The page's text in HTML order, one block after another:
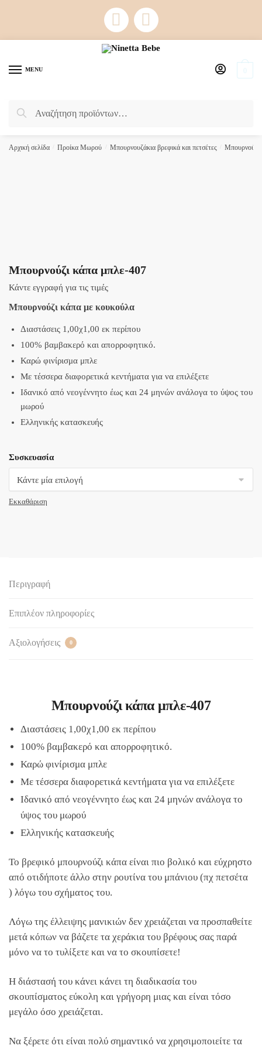
MENU
Αναζήτηση
Αναζήτηση
0
Αρχική σελίδα Προίκα Μωρού Μπουρνουζάκια βρεφικά και πετσέτες
Μπουρνούζι κάπα μπλε-407
Κάντε εγγραφή για τις τιμές
Μπουρνούζι κάπα με κουκούλα
Διαστάσεις 1,00χ1,00 εκ περίπου
100% βαμβακερό και απορροφητικό.
Καρώ φινίρισμα μπλε
Με τέσσερα διαφορετικά κεντήματα για να επιλέξετε
Ιδανικό από νεογέννητο έως και 24 μηνών ανάλογα το ύψος του
μωρού
Ελληνικής κατασκευής
Συσκευασία
Εκκαθάριση
Περιγραφή
Επιπλέον πληροφορίες
Αξιολογήσεις 0
Μπουρνούζι κάπα μπλε-407
Διαστάσεις 1,00χ1,00 εκ περίπου
100% βαμβακερό και απορροφητικό.
Καρώ φινίρισμα μπλε
Με τέσσερα διαφορετικά κεντήματα για να επιλέξετε
Ιδανικό από νεογέννητο έως και 24 μηνών ανάλογα το
ύψος του μωρού
Ελληνικής κατασκευής
Το βρεφικό μπουρνούζι κάπα είναι πιο βολικό και εύχρηστο
από οτιδήποτε άλλο στην ρουτίνα του μπάνιου (πχ πετσέτα
) λόγω του σχήματος του.
Λόγω της έλλειψης μανικιών δεν χρειάζεται να προσπαθείτε
μετά κόπων να βάζετε τα χεράκια του βρέφους σας παρά
μόνο να το τυλίξετε και να το σκουπίσετε!
Η διάστασή του κάνει κάνει τη διαδικασία του
σκουπίσματος εύκολη και γρήγορη μιας και είναι τόσο
μεγάλο όσο χρειάζεται.
Να ξέρετε ότι είναι πολύ σημαντικό να χρησιμοποιείτε τα